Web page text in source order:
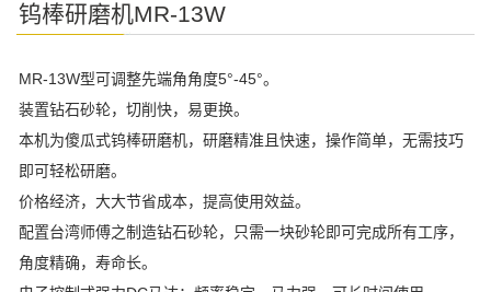
钨棒研磨机MR-13W
MR-13W型可调整先端角角度5°-45°。
装置钻石砂轮，切削快，易更换。
本机为傻瓜式钨棒研磨机，研磨精准且快速，操作简单，无需技巧
即可轻松研磨。
价格经济，大大节省成本，提高使用效益。
配置台湾师傅之制造钻石砂轮，只需一块砂轮即可完成所有工序，
角度精确，寿命长。